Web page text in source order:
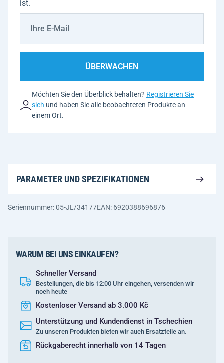
ist.
ÜBERWACHEN
Möchten Sie den Überblick behalten? Registrieren Sie
sich und haben Sie alle beobachteten Produkte an
einem Ort.
PARAMETER UND SPEZIFIKATIONEN
Seriennummer: 05-JL/34177EAN: 6920388696876
WARUM BEI UNS EINKAUFEN?
Schneller Versand
Bestellungen, die bis 12:00 Uhr eingehen, versenden wir
noch heute
Kostenloser Versand ab 3.000 Kč
Unterstützung und Kundendienst in Tschechien
Zu unseren Produkten bieten wir auch Ersatzteile an.
Rückgaberecht innerhalb von 14 Tagen